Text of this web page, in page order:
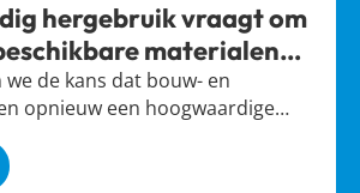
hergebruik vraagt om
materialen
de kans dat bouw- en
opnieuw een hoogwaardige…